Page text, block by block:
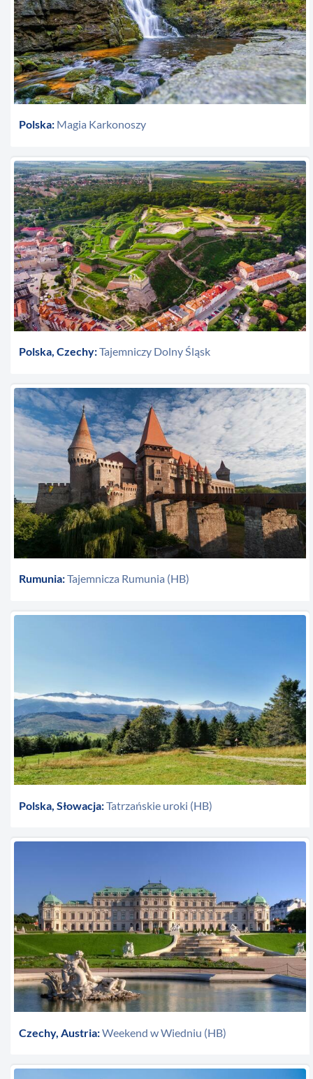
Polska: Magia Karkonoszy
Polska, Czechy:Tajemniczy Dolny Śląsk
Rumunia:Tajemnicza Rumunia (HB)
Polska, Słowacja:Tatrzańskie uroki (HB)
Czechy, Austria:Weekend w Wiedniu (HB)